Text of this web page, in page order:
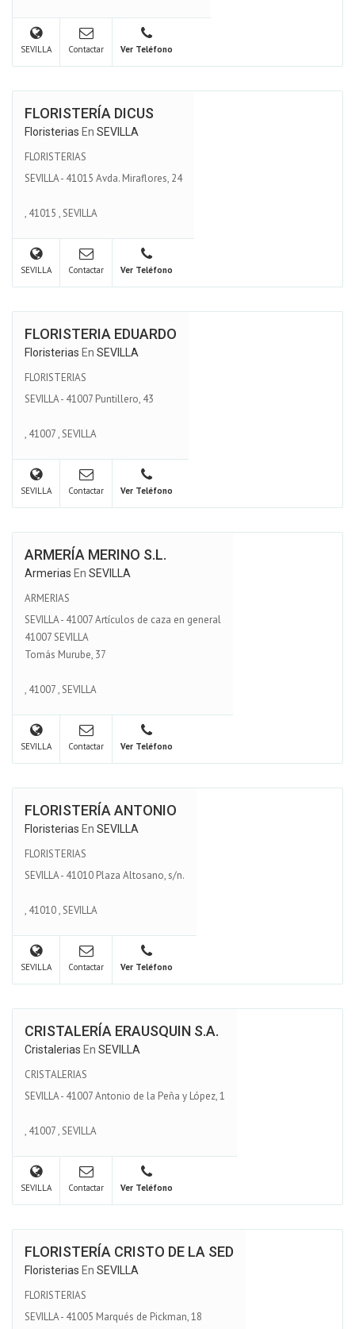
SEVILLA Contactar Ver Teléfono
FLORISTERÍA DICUS
Floristerias En SEVILLA
FLORISTERIAS
SEVILLA - 41015 Avda. Miraflores, 24
, 41015 ,SEVILLA
SEVILLA Contactar Ver Teléfono
FLORISTERIA EDUARDO
Floristerias En SEVILLA
FLORISTERIAS
SEVILLA - 41007 Puntillero, 43
, 41007,SEVILLA
SEVILLA Contactar Ver Teléfono
ARMERÍA MERINO S.L.
Armerias En SEVILLA
ARMERIAS
SEVILLA - 41007 Artículos de caza en general
41007 SEVILLA
Tomás Murube, 37
, 41007,SEVILLA
SEVILLA Contactar Ver Teléfono
FLORISTERÍA ANTONIO
Floristerias En SEVILLA
FLORISTERIAS
SEVILLA - 41010 Plaza Altosano, s/n.
, 41010,SEVILLA
SEVILLA Contactar Ver Teléfono
CRISTALERÍA ERAUSQUIN S.A.
Cristalerias En SEVILLA
CRISTALERIAS
SEVILLA - 41007 Antonio de la Peña y López, 1
, 41007,SEVILLA
SEVILLA Contactar Ver Teléfono
FLORISTERÍA CRISTO DE LA SED
Floristerias En SEVILLA
FLORISTERIAS
SEVILLA - 41005 Marqués de Pickman, 18